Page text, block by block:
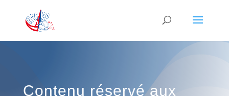
Contenu réservé aux